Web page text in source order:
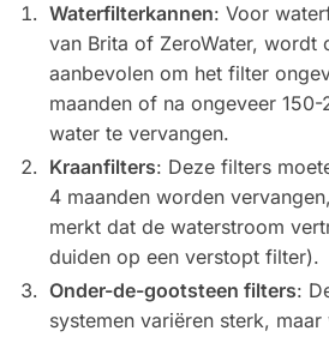
Waterfilterkannen: Voor
van Brita of ZeroWater, wordt
aanbevolen om het filter
maanden of na ongeveer
water te vervangen.
Kraanfilters: Deze filters
4 maanden worden
merkt dat de waterstroom
duiden op een verstopt filter).
Onder-de-gootsteen filters:
systemen variëren sterk,